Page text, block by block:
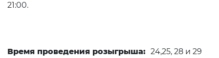
21:00.
Время проведения розыгрыша: 24,25, 28 и 29